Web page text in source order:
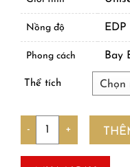
Nồng độ EDP
Phong cách Bay
Thể tích
Số lượng